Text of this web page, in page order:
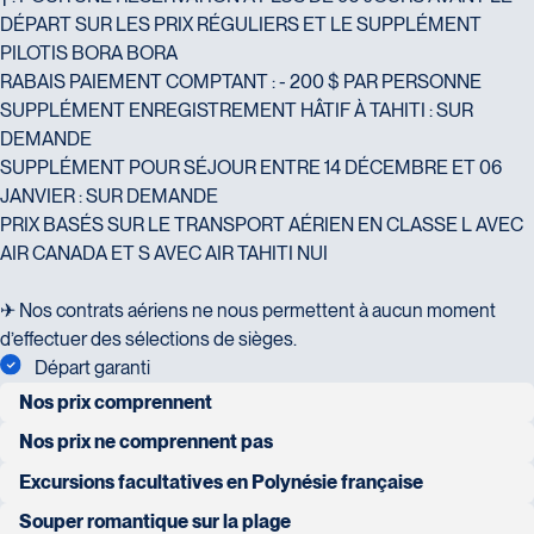
DÉPART SUR LES PRIX RÉGULIERS ET LE SUPPLÉMENT
PILOTIS BORA BORA
RABAIS PAIEMENT COMPTANT : - 200 $ PAR PERSONNE
SUPPLÉMENT ENREGISTREMENT HÂTIF À TAHITI : SUR
DEMANDE
SUPPLÉMENT POUR SÉJOUR ENTRE 14 DÉCEMBRE ET 06
JANVIER : SUR DEMANDE
PRIX BASÉS SUR LE TRANSPORT AÉRIEN EN CLASSE L AVEC
AIR CANADA ET S AVEC AIR TAHITI NUI
✈ Nos contrats aériens ne nous permettent à aucun moment
d’effectuer des sélections de sièges.
Départ garanti
Nos prix comprennent
vols internationaux entre Montréal et Papeete en classe
3 nuits à Tahiti au Maitai Express en chambre standard
Nos prix ne comprennent pas
repas et boissons non mentionnés
Excursions facultatives en Polynésie française
Prolongez la magie de votre séjour en Polynésie française grâce à
Souper romantique sur la plage
Voyages CAA Brossard
8940 Boulevard Leduc - Bureau 20
Brossard
J4Y 0G4
Tél :450-465-0620 / 1-844-869-
Voyages Granby
157 rue Principale
Granby
G2J 1E3
Tél :418-624-8222 / 1-844-869-2439
Voyages Émotions
2 rue Pleau
Pont-Rouge
Tél :418-873-4515
Voyages Laurier du Vallon - Siège
social